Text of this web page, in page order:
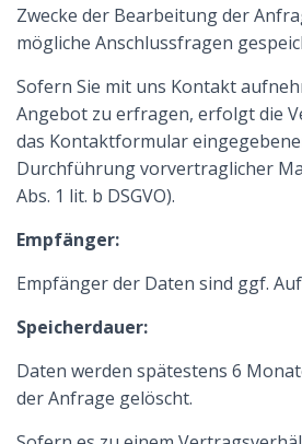
Zwecke der Bearbeitung der
mögliche Anschlussfragen
Sofern Sie mit uns Kontakt
Angebot zu erfragen, erfolgt die
das Kontaktformular
Durchführung vorvertraglicher
Abs. 1 lit. b DSGVO).
Empfänger:
Empfänger der Daten sind ggf.
Speicherdauer:
Daten werden spätestens 6
der Anfrage gelöscht.